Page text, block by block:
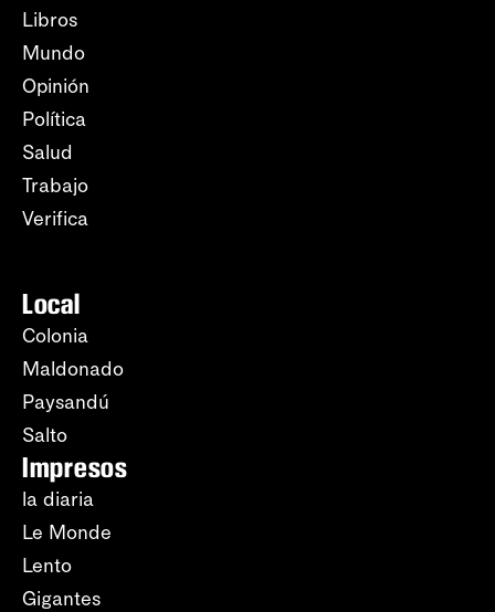
Libros
Mundo
Opinión
Política
Salud
Trabajo
Verifica
Local
Colonia
Maldonado
Paysandú
Salto
Impresos
la diaria
Le Monde
Lento
Gigantes